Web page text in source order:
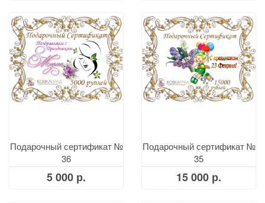
Подарочный сертификат №
36
5 000 р.
Подарочный сертификат №
35
15 000 р.